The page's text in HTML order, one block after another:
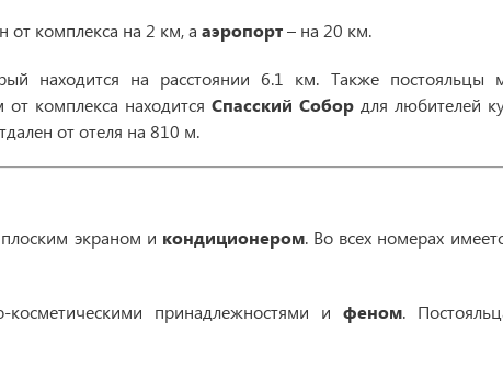
от комплекса на 2 км, а аэропорт– на 20 км.
находится на расстоянии 6.1 км. Также постояльцы
комплекса находится Спасский Собор для любителей
от отеля на 810 м.
экраном и кондиционером. Во всех номерах
косметическими принадлежностями и феном.